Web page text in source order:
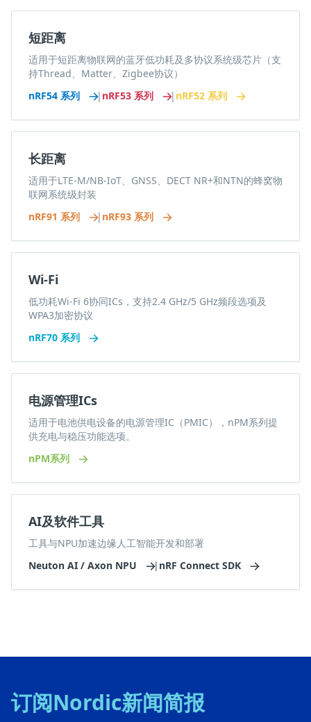
短距离
适用于短距离物联网的蓝牙低功耗及多协议系统级芯片（支
持Thread、Matter、Zigbee协议）
nRF54 系列
| nRF53 系列 | nRF52 系列
长距离
适用于LTE-M/NB-IoT、GNSS、DECT NR+和NTN的蜂窝物
联网系统级封装
nRF91 系列
| nRF93 系列
Wi-Fi
低功耗Wi-Fi 6协同ICs，支持2.4 GHz/5 GHz频段选项及
WPA3加密协议
nRF70 系列
电源管理ICs
适用于电池供电设备的电源管理IC（PMIC），nPM系列提
供充电与稳压功能选项。
nPM系列
AI及软件工具
工具与NPU加速边缘人工智能开发和部署
Neuton AI / Axon NPU
| nRF Connect SDK
订阅Nordic新闻简报